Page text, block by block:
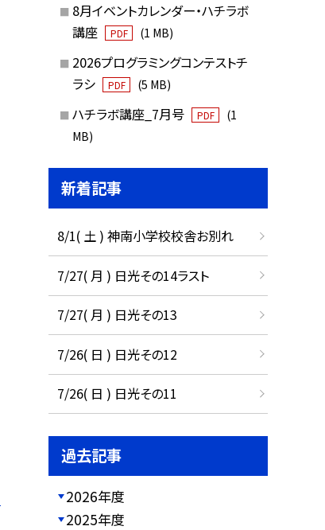
8月イベントカレンダー・ハチラボ
講座
PDF (1 MB)
2026プログラミングコンテストチ
ラシ
PDF (5 MB)
ハチラボ講座_7月号 PDF
(1
MB)
新着記事
8/1( 土 ) 神南小学校校舎お別れ
7/27( 月 ) 日光その14ラスト
7/27( 月 ) 日光その13
7/26( 日 ) 日光その12
7/26( 日 ) 日光その11
過去記事
2026年度
2025年度